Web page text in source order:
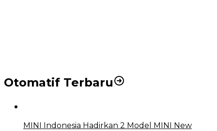
Otomatif Terbaru
MINI Indonesia Hadirkan 2 Model MINI New